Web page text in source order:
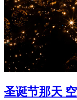
圣诞节那天